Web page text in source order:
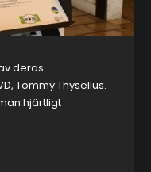
deras
Tommy Thyselius.
hjärtligt